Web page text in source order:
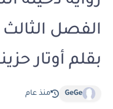
بقلم أوتار
GeGe منذ عام